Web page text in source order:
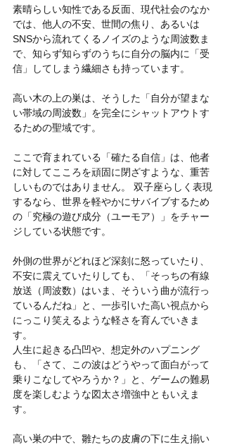
素晴らしい知性である反面、現代社会のなか
では、他人の不安、世間の焦り、あるいは
SNSから流れてくるノイズのような周波数ま
で、知らず知らずのうちに自分の脳内に「受
信」してしまう繊細さも持っています。
高い木の上の巣は、そうした「自分が望まな
い帯域の周波数」を完全にシャットアウトす
るための聖域です。
ここで育まれている「確たる自信」は、他者
に対してこころを頑固に閉ざすような、重苦
しいものではありません。 双子座らしく表現
するなら、世界を軽やかにサバイブするため
の「究極の遊び成分（ユーモア）」をチャー
ジしている状態です。
外側の世界がどれほど深刻に怒っていたり、
不安に震えていたりしても、「そっちの有線
放送（周波数）はいま、そういう曲が流行っ
ているんだね」と、一歩引いた高い視点から
にっこり笑えるような軽さを育んでいきま
す。
人生に起きる凸凹や、想定外のハプニング
も、「さて、この波はどうやって面白がって
乗りこなしてやろうか？」と、ゲームの難易
度を楽しむような図太さ増強中ともいえま
す。
高い巣の中で、雛たちの皮膚の下に生え揃い